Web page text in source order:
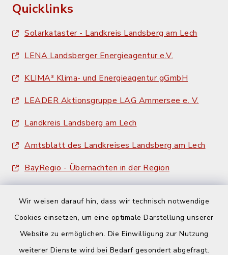
Wir weisen darauf hin, dass wir technisch notwendige
Cookies einsetzen, um eine optimale Darstellung unserer
Website zu ermöglichen. Die Einwilligung zur Nutzung
weiterer Dienste wird bei Bedarf gesondert abgefragt.
Quicklinks
Solarkataster - Landkreis Landsberg am Lech
LENA Landsberger Energieagentur e.V.
KLIMA³ Klima- und Energieagentur gGmbH
LEADER Aktionsgruppe LAG Ammersee e. V.
Landkreis Landsberg am Lech
Amtsblatt des Landkreises Landsberg am Lech
BayRegio - Übernachten in der Region